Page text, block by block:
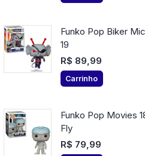
Funko Pop Biker
19
R$ 89,99
Carrinho
Funko Pop Movies
Fly
R$ 79,99